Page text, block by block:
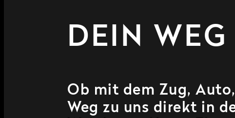
DEIN WEG
Ob mit dem Zug,
Weg zu uns direkt in